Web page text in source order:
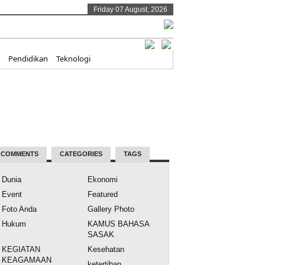
Friday 07 August, 2026
Pendidikan Teknologi
COMMENTS CATEGORIES TAGS
Dunia
Ekonomi
Event
Featured
Foto Anda
Gallery Photo
Hukum
KAMUS BAHASA
SASAK
KEGIATAN
KEAGAMAAN
Kesehatan